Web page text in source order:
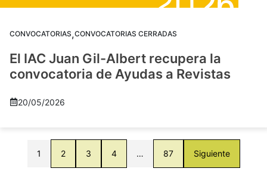
CONVOCATORIAS,CONVOCATORIAS CERRADAS
El IAC Juan Gil-Albert recupera la
convocatoria de Ayudas a Revistas
20/05/2026
1 2 3 4 … 87 Siguiente